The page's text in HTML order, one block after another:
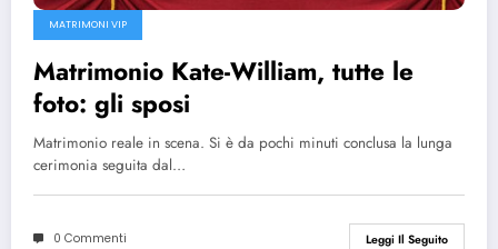
MATRIMONI VIP
Matrimonio Kate-William, tutte le
foto: gli sposi
Matrimonio reale in scena. Si è da pochi minuti conclusa la lunga
cerimonia seguita dal…
0 Commenti Leggi Il Seguito